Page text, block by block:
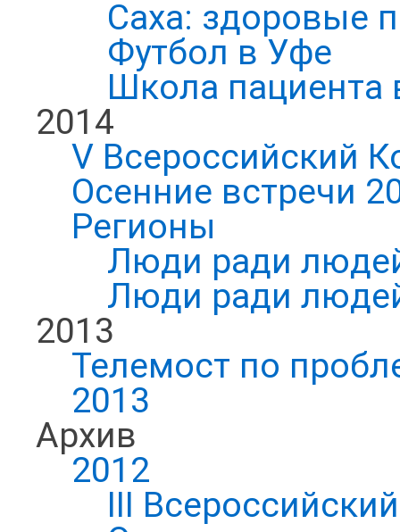
Саха: здоровые
Футбол в Уфе
Школа пациента
2014
V Всероссийский
Осенние встречи
Регионы
Люди ради
Люди ради
2013
Телемост по
2013
Архив
2012
III